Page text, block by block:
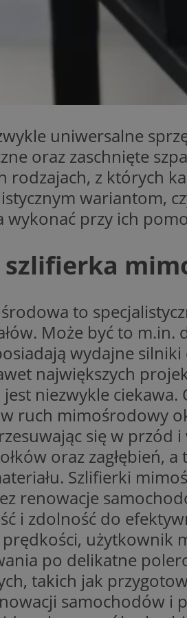
uniwersalne
oraz zaschnięte
rodzajach, z których
wariantom,
wykonać przy ich
szlifierka
to
Może być to
wydajne
największych
niezwykle ciekawa.
ruch mimośrodowy
się w przód
oraz zagłębień,
Szlifierki
renowacje
i zdolność do
użytkownik
po delikatne
takich jak
samochodów i
SessID
QeSessID
MvSessID
__cf_bm
Nazwa
ustat_gid
_ga_KRG642HW80
__gpi
_ga
test_cookie
IDE
YSC
_fbp
__Secure-
ROLLOUT_TOKEN
Nazwa
__Secure-YNID